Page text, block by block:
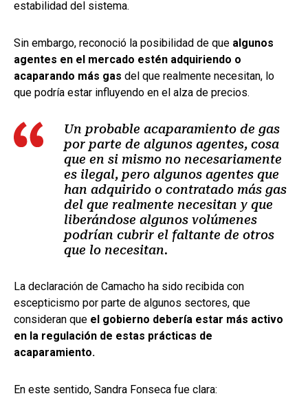
estabilidad del sistema.
Sin embargo, reconoció la posibilidad de que algunos
agentes en el mercado estén adquiriendo o
acaparando más gas del que realmente necesitan, lo
que podría estar influyendo en el alza de precios.
Un probable acaparamiento de gas
por parte de algunos agentes, cosa
que en si mismo no necesariamente
es ilegal, pero algunos agentes que
han adquirido o contratado más gas
del que realmente necesitan y que
liberándose algunos volúmenes
podrían cubrir el faltante de otros
que lo necesitan.
La declaración de Camacho ha sido recibida con
escepticismo por parte de algunos sectores, que
consideran que el gobierno debería estar más activo
en la regulación de estas prácticas de
acaparamiento.
En este sentido, Sandra Fonseca fue clara: